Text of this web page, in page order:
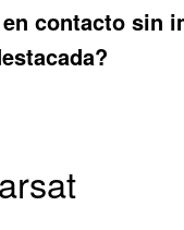
contacto sin